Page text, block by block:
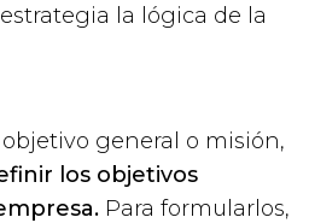
la lógica de la
general o misión,
los objetivos
Para formularlos,